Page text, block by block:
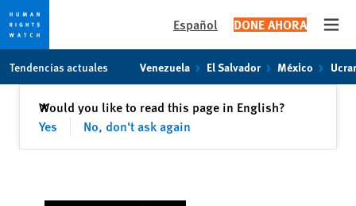
content
Español DONE AHORA
Tendencias actuales Venezuela El Salvador México
Would you like to read this page in English?
Yes
No, don't ask again
✕Cerrar